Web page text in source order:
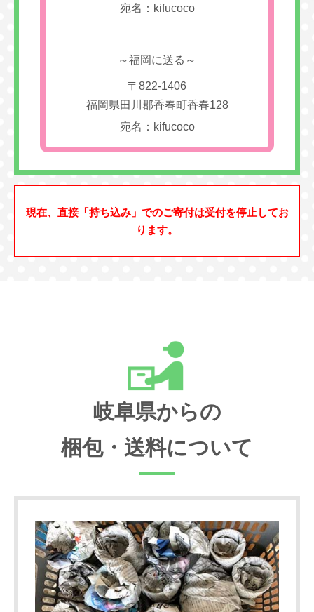
宛名：kifucoco
～福岡に送る～
〒822-1406
福岡県田川郡香春町香春128
宛名：kifucoco
現在、直接「持ち込み」でのご寄付は受付を停止してお
ります。
岐阜県からの
梱包・送料について